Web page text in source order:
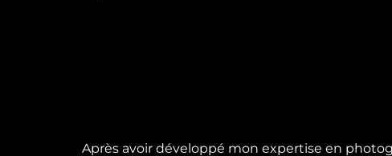
Après avoir développé mon expertise en